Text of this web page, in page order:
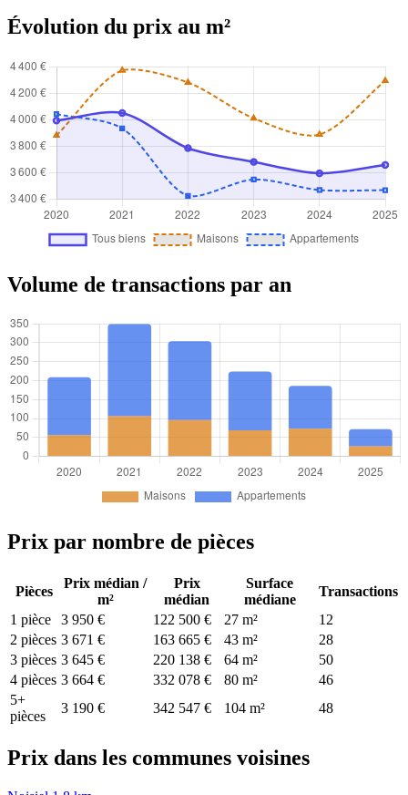
Évolution du prix au m²
Volume de transactions par an
Prix par nombre de pièces
Pièces
Prix médian /
m²
Prix
médian
Surface
médiane
Transactions
1 pièce
3 950 € 122 500 € 27 m²
12
2 pièces 3 671 € 163 665 € 43 m²
28
3 pièces 3 645 € 220 138 € 64 m²
50
4 pièces 3 664 € 332 078 € 80 m²
46
5+
pièces
3 190 € 342 547 € 104 m² 48
Prix dans les communes voisines